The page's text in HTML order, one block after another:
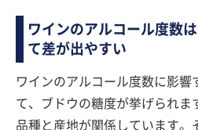
ワインのアルコール度数
て差が出やすい
ワインのアルコール度数に影響
て、ブドウの糖度が挙げられま
品種と産地が関係しています。